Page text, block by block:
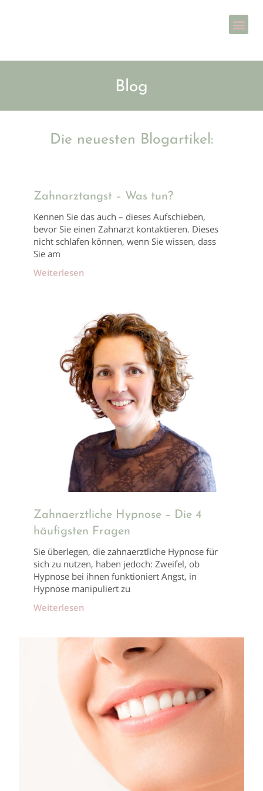
Blog
Die neuesten Blogartikel:
Zahnarztangst – Was tun?
Kennen Sie das auch – dieses Aufschieben,
bevor Sie einen Zahnarzt kontaktieren. Dieses
nicht schlafen können, wenn Sie wissen, dass
Sie am
Weiterlesen
Zahnaerztliche Hypnose – Die 4
häufigsten Fragen
Sie überlegen, die zahnaerztliche Hypnose für
sich zu nutzen, haben jedoch: Zweifel, ob
Hypnose bei ihnen funktioniert Angst, in
Hypnose manipuliert zu
Weiterlesen